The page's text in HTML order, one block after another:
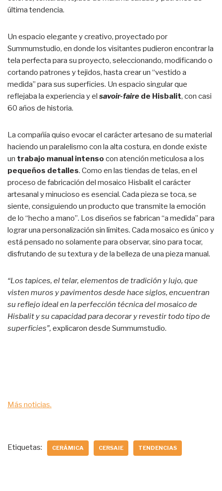
última tendencia.
Un espacio elegante y creativo, proyectado por
Summumstudio, en donde los visitantes pudieron encontrar la
tela perfecta para su proyecto, seleccionando, modificando o
cortando patrones y tejidos, hasta crear un “vestido a
medida” para sus superficies. Un espacio singular que
reflejaba la experiencia y el savoir-faire de Hisbalit, con casi
60 años de historia.
La compañía quiso evocar el carácter artesano de su material
haciendo un paralelismo con la alta costura, en donde existe
un trabajo manual intenso con atención meticulosa a los
pequeños detalles. Como en las tiendas de telas, en el
proceso de fabricación del mosaico Hisbalit el carácter
artesanal y minucioso es esencial. Cada pieza se toca, se
siente, consiguiendo un producto que transmite la emoción
de lo “hecho a mano”. Los diseños se fabrican “a medida” para
lograr una personalización sin límites. Cada mosaico es único y
está pensado no solamente para observar, sino para tocar,
disfrutando de su textura y de la belleza de una pieza manual.
“Los tapices, el telar, elementos de tradición y lujo, que
visten muros y pavimentos desde hace siglos, encuentran
su reflejo ideal en la perfección técnica del mosaico de
Hisbalit y su capacidad para decorar y revestir todo tipo de
superficies”, explicaron desde Summumstudio.
Más noticias.
Etiquetas: CERÁMICA CERSAIE TENDENCIAS